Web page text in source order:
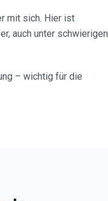
mit sich. Hier ist
auch unter schwierigen
– wichtig für die